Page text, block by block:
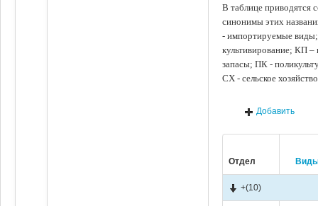
В таблице приводятся
синонимы этих
- импортируемые
культивирование; КП
запасы; ПК -
СХ - сельское
Добавить
Отдел
+(10)